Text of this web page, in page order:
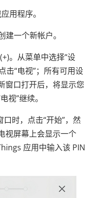
用程序。
一个新帐户。
。从菜单中选择“设
击“电视”；所有可用设
窗口打开后，将显示您
视”继续。
时，点击“开始”，然
视屏幕上会显示一个
应用中输入该 PIN